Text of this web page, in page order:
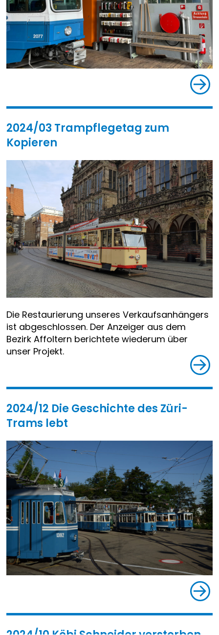
2024/03 Trampflegetag zum
Kopieren
Die Restaurierung unseres Verkaufsanhängers
ist abgeschlossen. Der Anzeiger aus dem
Bezirk Affoltern berichtete wiederum über
unser Projekt.
2024/12 Die Geschichte des Züri-
Trams lebt